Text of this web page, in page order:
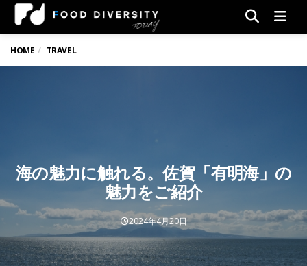
HOME TRAVEL
海の魅力に触れる。佐賀「有明海」の
魅力をご紹介
2024年4月20日